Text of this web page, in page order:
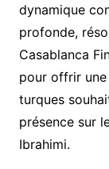
dynamique
profonde,
Casablanca
pour offrir
turques
présence sur
Ibrahimi.